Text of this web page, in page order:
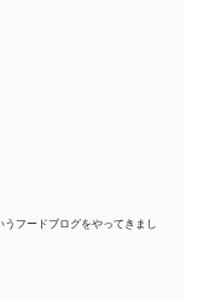
フードブログをやってきまし